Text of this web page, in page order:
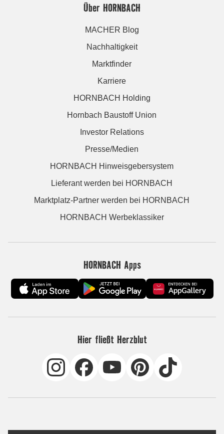
Über HORNBACH
MACHER Blog
Nachhaltigkeit
Marktfinder
Karriere
HORNBACH Holding
Hornbach Baustoff Union
Investor Relations
Presse/Medien
HORNBACH Hinweisgebersystem
Lieferant werden bei HORNBACH
Marktplatz-Partner werden bei HORNBACH
HORNBACH Werbeklassiker
HORNBACH Apps
Hier fließt Herzblut